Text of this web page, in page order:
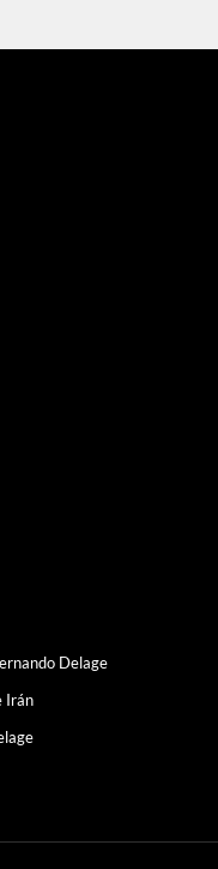
Delage
Irán